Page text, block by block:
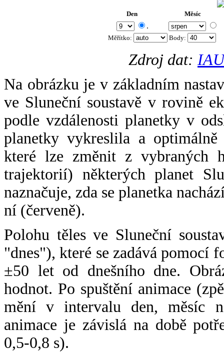
Den Měsíc
.
Měřítko: Body:
Zdroj dat:
Na obrázku je v základním
ve Sluneční soustavě v rovině
podle vzdálenosti planetky v
planetky vykreslila a
které lze změnit z vybraných
trajektorií) některých planet
naznačuje, zda se planetka
ní (červeně).
Polohu těles ve Sluneční
"dnes"), které se zadává pomocí
±50 let od dnešního dne.
hodnot. Po spuštění animace
mění v intervalu den, měsíc
animace je závislá na době
0,5-0,8 s).